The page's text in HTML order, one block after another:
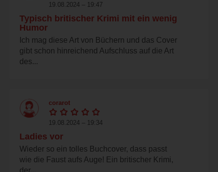
19.08.2024 – 19:47
Typisch britischer Krimi mit ein wenig
Humor
Ich mag diese Art von Büchern und das Cover
gibt schon hinreichend Aufschluss auf die Art
des...
corarot
19.08.2024 – 19:34
Ladies vor
Wieder so ein tolles Buchcover, dass passt
wie die Faust aufs Auge! Ein britischer Krimi,
der...